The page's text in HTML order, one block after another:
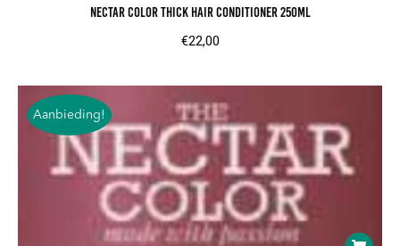
Nectar Color Thick hair Conditioner 250ml
€22,00
Aanbieding!